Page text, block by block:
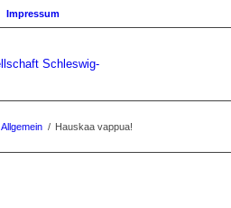
Impressum
Allgemein / Hauskaa vappua!